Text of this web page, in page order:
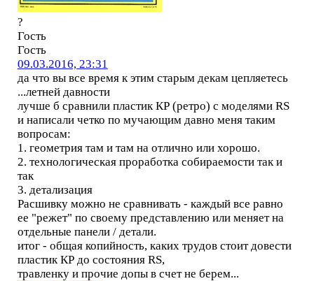
?
Гость
Гость
09.03.2016, 23:31
да что вы все время к этим старым декам цепляетесь
...летней давности
лучше б сравнили пластик КР (ретро) с моделями RS
и написали четко по мучающим давно меня таким
вопросам:
1. геометрия там и там на отлично или хорошо.
2. технологическая проработка собираемости так и
так
3. детализация
Расшивку можно не сравнивать - каждый все равно
ее "режет" по своему представлению или меняет на
отдельные панели / детали.
итог - общая копийность, каких трудов стоит довести
пластик КР до состояния RS,
травленку и прочие допы в счет не берем...